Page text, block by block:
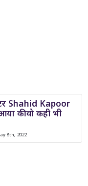
Shahid Kapoor
की वो कही भी
8th, 2022